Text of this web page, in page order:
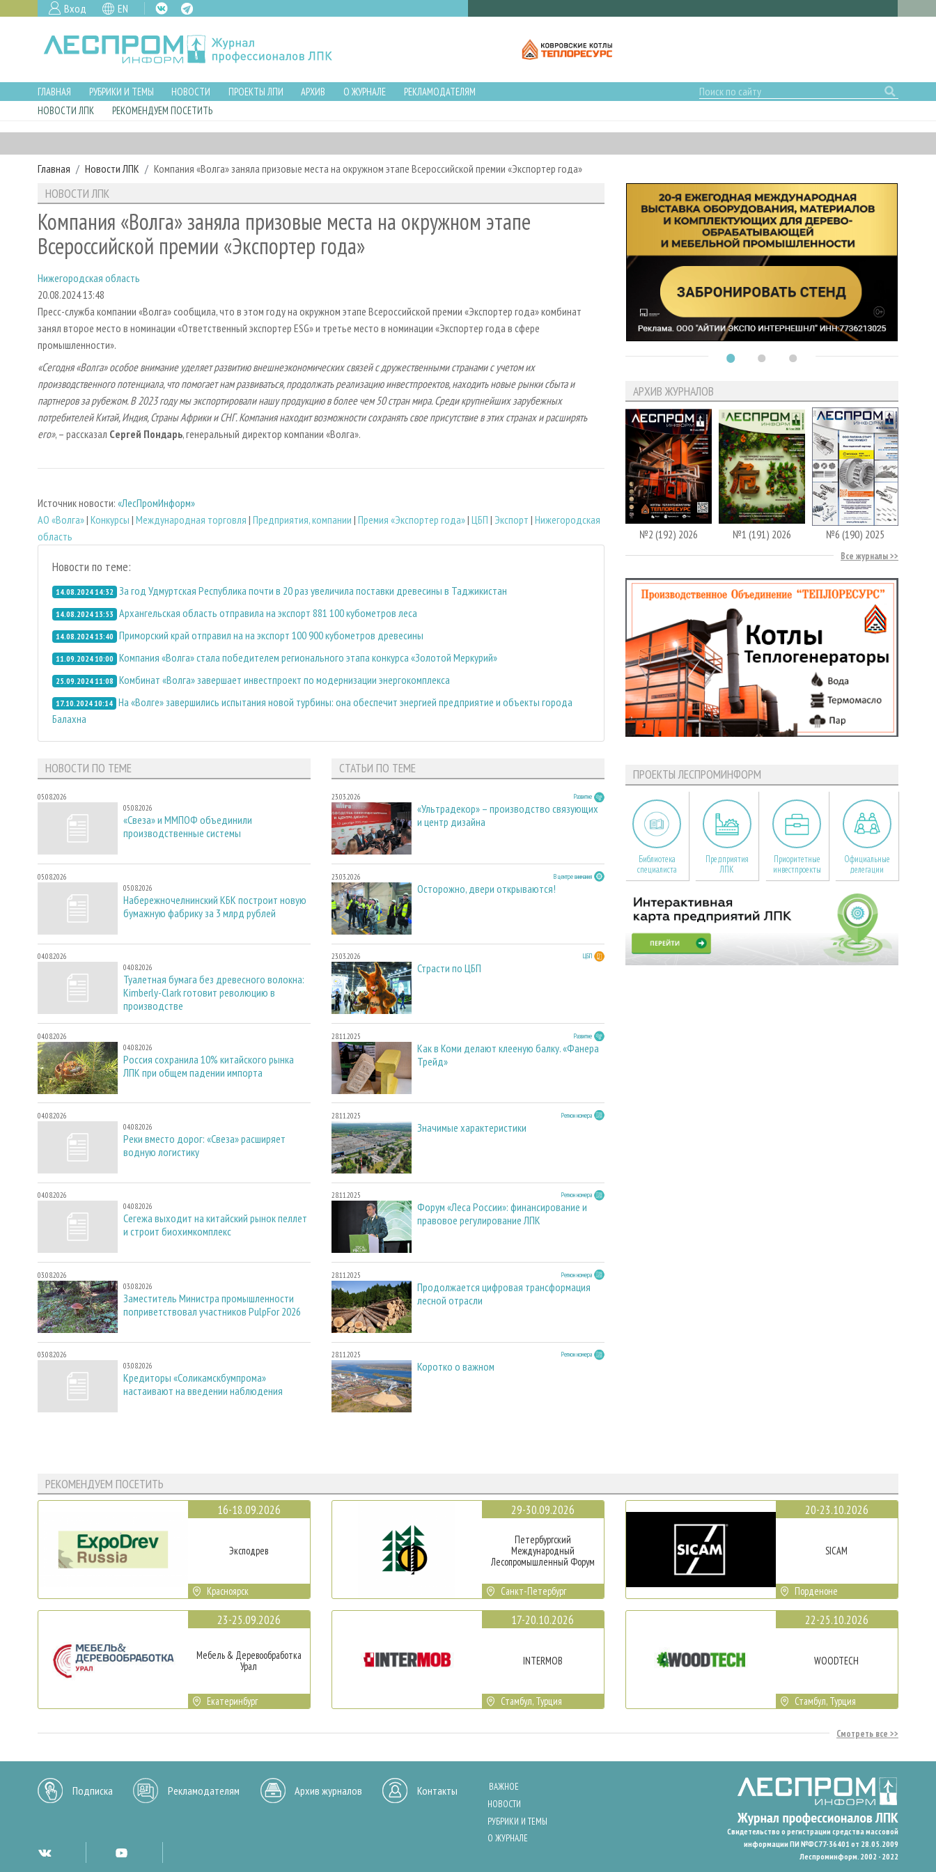
Вход EN
ГЛАВНАЯ РУБРИКИ И ТЕМЫ НОВОСТИ ПРОЕКТЫ ЛПИ АРХИВ О ЖУРНАЛЕ
РЕКЛАМОДАТЕЛЯМ
НОВОСТИ ЛПК
РЕКОМЕНДУЕМ ПОСЕТИТЬ
Главная Новости ЛПК Компания «Волга» заняла призовые места на окружном этапе Всероссийской премии «Экспортер года»
НОВОСТИ ЛПК
Компания «Волга» заняла призовые места на окружном этапе
Всероссийской премии «Экспортер года»
Нижегородская область
20.08.2024 13:48
Пресс-служба компании «Волга» сообщила, что в этом году на окружном этапе Всероссийской премии «Экспортер года» комбинат
занял второе место в номинации «Ответственный экспортер ESG» и третье место в номинации «Экспортер года в сфере
промышленности».
«Сегодня «Волга» особое внимание уделяет развитию внешнеэкономических связей с дружественными странами с учетом их
производственного потенциала, что помогает нам развиваться, продолжать реализацию инвестпроектов, находить новые рынки сбыта и
партнеров за рубежом. В 2023 году мы экспортировали нашу продукцию в более чем 50 стран мира. Среди крупнейших зарубежных
потребителей Китай, Индия, Страны Африки и СНГ. Компания находит возможности сохранять свое присутствие в этих странах и расширять
его», – рассказал Сергей Пондарь, генеральный директор компании «Волга».
Источник новости: «ЛесПромИнформ»
АО «Волга»| Конкурсы | Международная торговля | Предприятия, компании | Премия «Экспортер года»| ЦБП | Экспорт | Нижегородская
область
Новости по теме:
14.08.2024 14:32 За год Удмуртская Республика почти в 20 раз увеличила поставки древесины в Таджикистан
14.08.2024 13:53 Архангельская область отправила на экспорт 881 100 кубометров леса
14.08.2024 13:40 Приморский край отправил на на экспорт 100 900 кубометров древесины
11.09.2024 10:00 Компания «Волга» стала победителем регионального этапа конкурса «Золотой Меркурий»
25.09.2024 11:08 Комбинат «Волга» завершает инвестпроект по модернизации энергокомплекса
17.10.2024 10:14 На «Волге» завершились испытания новой турбины: она обеспечит энергией предприятие и объекты города
Балахна
НОВОСТИ ПО ТЕМЕ
05.08.2026
05.08.2026
«Свеза» и ММПОФ объединили
производственные системы
05.08.2026
05.08.2026
Набережночелнинский КБК построит новую
бумажную фабрику за 3 млрд рублей
04.08.2026
04.08.2026
Туалетная бумага без древесного волокна:
Kimberly-Clark готовит революцию в
производстве
04.08.2026
04.08.2026
Россия сохранила 10% китайского рынка
ЛПК при общем падении импорта
04.08.2026
04.08.2026
Реки вместо дорог: «Свеза» расширяет
водную логистику
04.08.2026
04.08.2026
Сегежа выходит на китайский рынок пеллет
и строит биохимкомплекс
03.08.2026
03.08.2026
Заместитель Министра промышленности
поприветствовал участников PulpFor 2026
03.08.2026
03.08.2026
Кредиторы «Соликамскбумпрома»
настаивают на введении наблюдения
СТАТЬИ ПО ТЕМЕ
23.03.2026 Развитие
«Ультрадекор» – производство связующих
и центр дизайна
23.03.2026 В центре внимания
Осторожно, двери открываются!
23.03.2026 ЦБП
Страсти по ЦБП
28.11.2025 Развитие
Как в Коми делают клееную балку. «Фанера
Трейд»
28.11.2025 Регион номера
Значимые характеристики
28.11.2025 Регион номера
Форум «Леса России»: финансирование и
правовое регулирование ЛПК
28.11.2025 Регион номера
Продолжается цифровая трансформация
лесной отрасли
28.11.2025 Регион номера
Коротко о важном
АРХИВ ЖУРНАЛОВ
№2 (192) 2026 №1 (191) 2026 №6 (190) 2025
Все журналы
ПРОЕКТЫ ЛЕСПРОМИНФОРМ
Библиотека
специалиста
Предприятия
ЛПК
Приоритетные
инвестпроекты
Официальные
делегации
РЕКОМЕНДУЕМ ПОСЕТИТЬ
16-18.09.2026
Эксподрев
Красноярск
23-25.09.2026
Мебель & Деревообработка
Урал
Екатеринбург
29-30.09.2026
Петербургский
Международный
Лесопромышленный Форум
Санкт-Петербург
17-20.10.2026
INTERMOB
Стамбул, Турция
20-23.10.2026
SICAM
Порденоне
22-25.10.2026
WOODTECH
Стамбул, Турция
Смотреть все
Подписка Рекламодателям Архив журналов Контакты
ВАЖНОЕ
НОВОСТИ
РУБРИКИ И ТЕМЫ
О ЖУРНАЛЕ
Свидетельство о регистрации средства массовой
информации ПИ №ФС77-36401 от 28.05.2009
Леспроминформ. 2002 - 2022